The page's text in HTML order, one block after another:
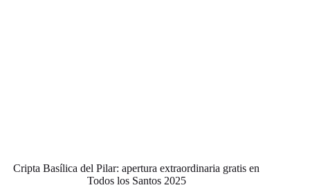
Cripta Basílica del Pilar: apertura extraordinaria gratis en
Todos los Santos 2025